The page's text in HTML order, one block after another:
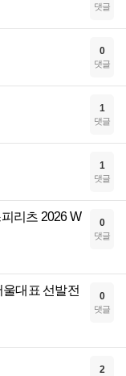
댓글
0
댓글
1
댓글
1
댓글
리츠 2026 W
0
댓글
대표 선발전 0
댓글
2